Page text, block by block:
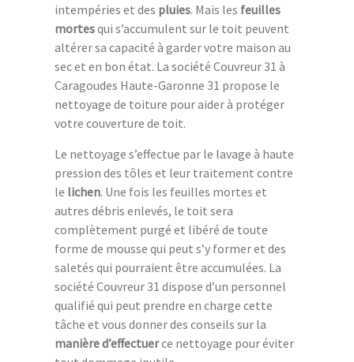
intempéries et des pluies. Mais les feuilles
mortesqui s’accumulent sur le toit peuvent
altérer sa capacité à garder votre maison au
sec et en bon état. La société Couvreur 31 à
Caragoudes Haute-Garonne 31 propose le
nettoyage de toiture pour aider à protéger
votre couverture de toit.
Le nettoyage s’effectue par le lavage à haute
pression des tôles et leur traitement contre
le lichen. Une fois les feuilles mortes et
autres débris enlevés, le toit sera
complètement purgé et libéré de toute
forme de mousse qui peut s’y former et des
saletés qui pourraient être accumulées. La
société Couvreur 31 dispose d’un personnel
qualifié qui peut prendre en charge cette
tâche et vous donner des conseils sur la
manièred’effectuerce nettoyage pour éviter